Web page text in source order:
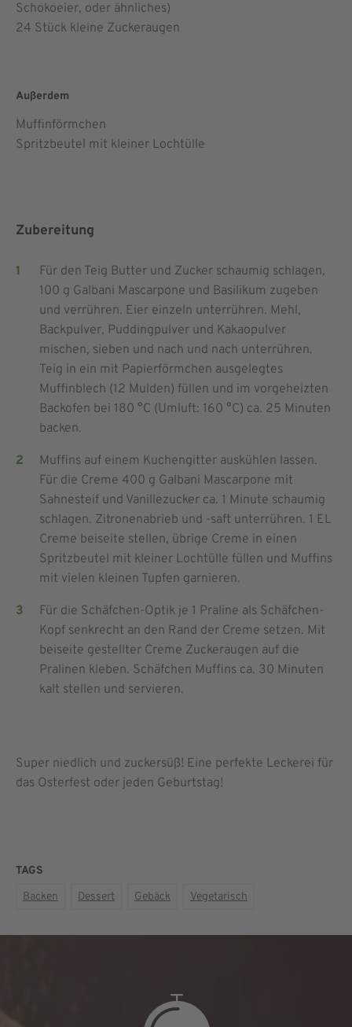
Schokoeier, oder ähnliches)
24 Stück kleine Zuckeraugen
Außerdem
Muffinförmchen
Spritzbeutel mit kleiner Lochtülle
Zubereitung
Für den Teig Butter und Zucker schaumig schlagen,
100 g Galbani Mascarpone und Basilikum zugeben
und verrühren. Eier einzeln unterrühren. Mehl,
Backpulver, Puddingpulver und Kakaopulver
mischen, sieben und nach und nach unterrühren.
Teig in ein mit Papierförmchen ausgelegtes
Muffinblech (12 Mulden) füllen und im vorgeheizten
Backofen bei 180 °C (Umluft: 160 °C) ca. 25 Minuten
backen.
Muffins auf einem Kuchengitter auskühlen lassen.
Für die Creme 400 g Galbani Mascarpone mit
Sahnesteif und Vanillezucker ca. 1 Minute schaumig
schlagen. Zitronenabrieb und -saft unterrühren. 1 EL
Creme beiseite stellen, übrige Creme in einen
Spritzbeutel mit kleiner Lochtülle füllen und Muffins
mit vielen kleinen Tupfen garnieren.
Für die Schäfchen-Optik je 1 Praline als Schäfchen-
Kopf senkrecht an den Rand der Creme setzen. Mit
beiseite gestellter Creme Zuckeraugen auf die
Pralinen kleben. Schäfchen Muffins ca. 30 Minuten
kalt stellen und servieren.
Super niedlich und zuckersüß! Eine perfekte Leckerei für
das Osterfest oder jeden Geburtstag!
TAGS
Backen
Dessert Gebäck Vegetarisch